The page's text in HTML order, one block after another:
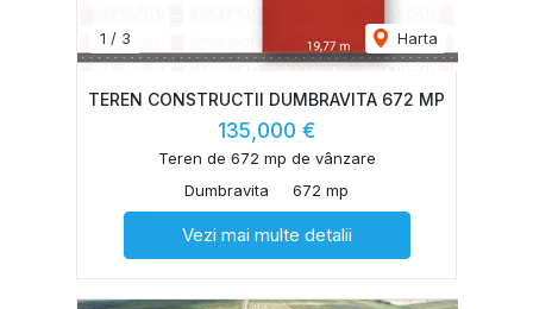
1 / 3 Harta
TEREN CONSTRUCTII DUMBRAVITA 672 MP
135,000 €
Teren de 672 mp de vânzare
Dumbravita
672 mp
Vezi mai multe detalii